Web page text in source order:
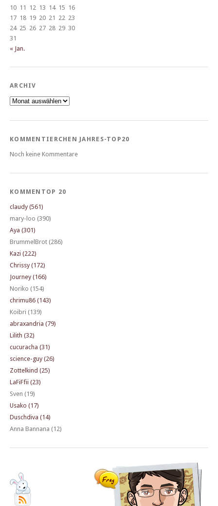
10 11 12 13 14 15 16
17 18 19 20 21 22 23
24 25 26 27 28 29 30
31
« Jan.
ARCHIV
Archiv
KOMMENTIERCHEN JAHRES-TOP20
Noch keine Kommentare
KOMMENTOP 20
claudy (561)
mary-loo (390)
Aya (301)
BrummelBrot (286)
Kazi (222)
Chrissy (172)
Journey (166)
Noriko (154)
chrimu86 (143)
Koibri (139)
abraxandria (79)
Lilith (32)
cucuracha (31)
science-guy (26)
Zottelkind (25)
LaFiFfii (23)
Sven (19)
Usako (17)
Duschdiva (14)
Anna Bannana (12)